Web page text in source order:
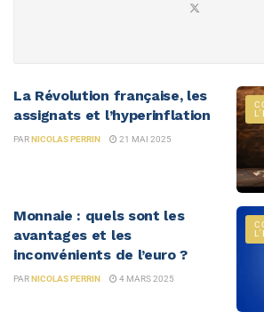
La Révolution française, les
assignats et l’hyperinflation
PARNICOLAS PERRIN 21 MAI 2025
Monnaie : quels sont les
avantages et les
inconvénients de l’euro ?
PARNICOLAS PERRIN 4 MARS 2025